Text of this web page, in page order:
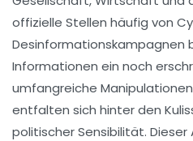
offizielle Stellen häufig von
Desinformationskampagnen
Informationen ein noch
umfangreiche
entfalten sich hinter den
politischer Sensibilität.